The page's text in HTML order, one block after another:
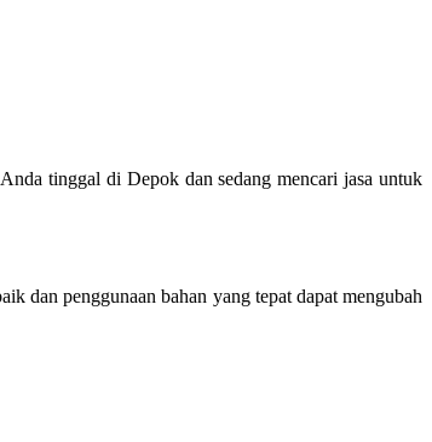
tinggal di Depok dan sedang mencari jasa untuk
dan penggunaan bahan yang tepat dapat mengubah